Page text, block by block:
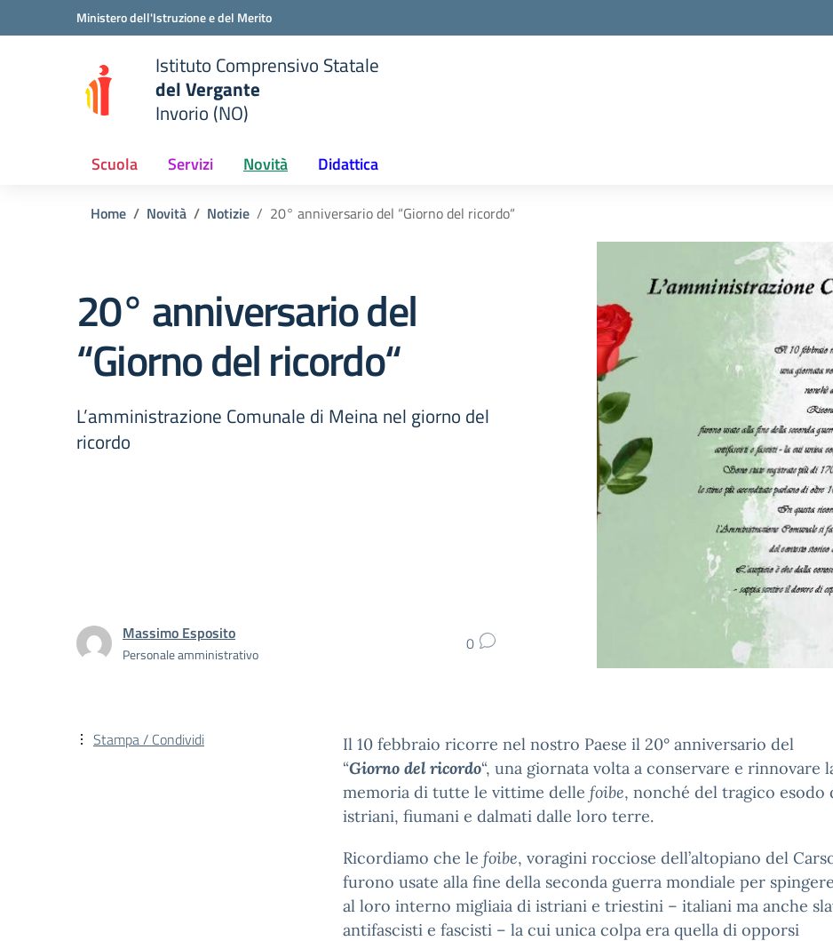
Vai ai contenuti
Vai al menu di navigazioneMinistero dell'Istruzione e del Merito
scuola
Istituto Comprensivo Statale
del Vergante
Invorio (NO)
Scuola Servizi Novità Didattica
Home Novità Notizie 20° anniversario del “Giorno del ricordo“
20° anniversario del
“Giorno del ricordo“
L’amministrazione Comunale di Meina nel giorno del
ricordo
Massimo Esposito
Personale amministrativo 0
Il 10 febbraio ricorre nel nostro Paese il 20° anniversario del
“Giorno del ricordo“, una giornata volta a conservare e rinnovare
memoria di tutte le vittime delle foibe, nonché del tragico esodo
istriani, fiumani e dalmati dalle loro terre.
Ricordiamo che le foibe, voragini rocciose dell’altopiano del
furono usate alla fine della seconda guerra mondiale per spingere
al loro interno migliaia di istriani e triestini – italiani ma anche
antifascisti e fascisti – la cui unica colpa era quella di opporsi
Stampa / Condividi